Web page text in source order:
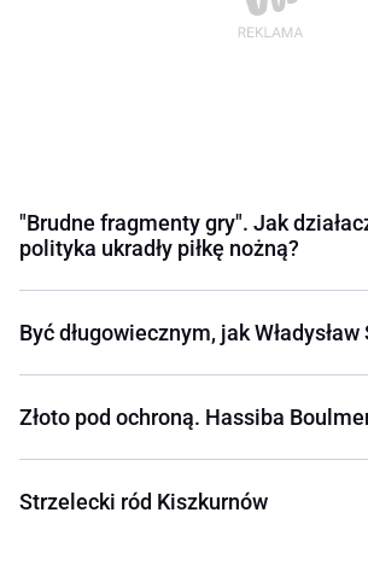
"Brudne fragmenty gry". Jak
polityka ukradły piłkę nożną?
Być długowiecznym, jak Władysław
Złoto pod ochroną. Hassiba
Strzelecki ród Kiszkurnów